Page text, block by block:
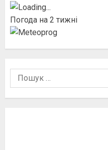
Погода на 2 тижні
Пошук: